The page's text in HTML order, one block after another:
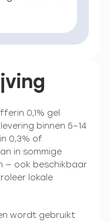
0,1% gel
binnen 5–14
0,3% of
in sommige
— ook beschikbaar
lokale
wordt gebruikt